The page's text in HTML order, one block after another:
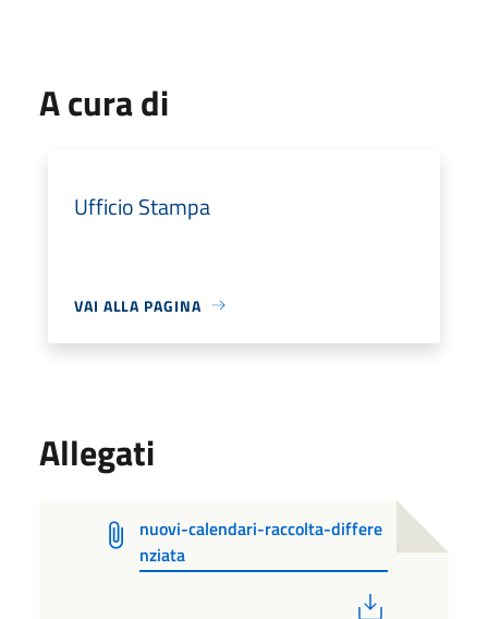
A cura di
Ufficio Stampa
VAI ALLA PAGINA
Allegati
nuovi-calendari-raccolta-differe
nziata